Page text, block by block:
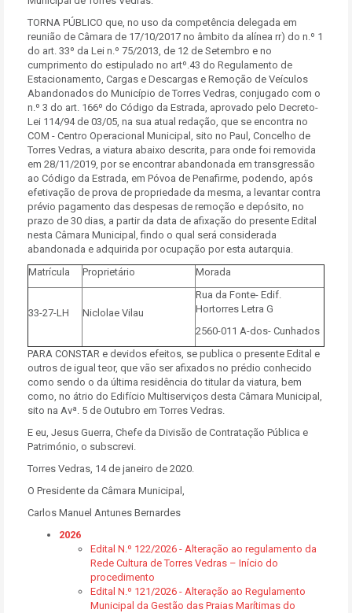
TORNA PÚBLICO que, no uso da competência delegada em
reunião de Câmara de 17/10/2017 no âmbito da alínea rr) do n.º 1
do art. 33º da Lei n.º 75/2013, de 12 de Setembro e no
cumprimento do estipulado no artº.43 do Regulamento de
Estacionamento, Cargas e Descargas e Remoção de Veículos
Abandonados do Município de Torres Vedras, conjugado com o
n.º 3 do art. 166º do Código da Estrada, aprovado pelo Decreto-
Lei 114/94 de 03/05, na sua atual redação, que se encontra no
COM - Centro Operacional Municipal, sito no Paul, Concelho de
Torres Vedras, a viatura abaixo descrita, para onde foi removida
em 28/11/2019, por se encontrar abandonada em transgressão
ao Código da Estrada, em Póvoa de Penafirme, podendo, após
efetivação de prova de propriedade da mesma, a levantar contra
prévio pagamento das despesas de remoção e depósito, no
prazo de 30 dias, a partir da data de afixação do presente Edital
nesta Câmara Municipal, findo o qual será considerada
abandonada e adquirida por ocupação por esta autarquia.
Matrícula
Proprietário Morada
33-27-LH Niclolae Vilau
Rua da Fonte- Edif.
Hortorres Letra G
2560-011 A-dos- Cunhados
PARA CONSTAR e devidos efeitos, se publica o presente Edital e
outros de igual teor, que vão ser afixados no prédio conhecido
como sendo o da última residência do titular da viatura, bem
como, no átrio do Edifício Multiserviços desta Câmara Municipal,
sito na Avª. 5 de Outubro em Torres Vedras.
E eu, Jesus Guerra, Chefe da Divisão de Contratação Pública e
Património, o subscrevi.
Torres Vedras, 14 de janeiro de 2020.
O Presidente da Câmara Municipal,
Carlos Manuel Antunes Bernardes
2026
Edital N.º 122/2026 - Alteração ao regulamento da
Rede Cultura de Torres Vedras – Início do
procedimento
Edital N.º 121/2026 - Alteração ao Regulamento
Municipal da Gestão das Praias Marítimas do